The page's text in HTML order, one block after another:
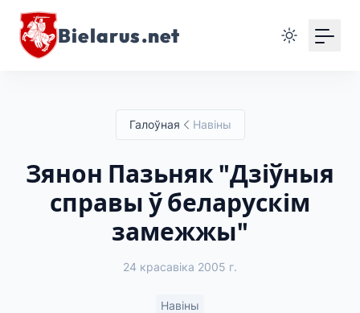
Bielarus.net
Галоўная Навіны
Зянон Пазьняк "Дзіўныя
справы ў беларускім
замежжы"
24 красавіка 2005 г.
Навіны